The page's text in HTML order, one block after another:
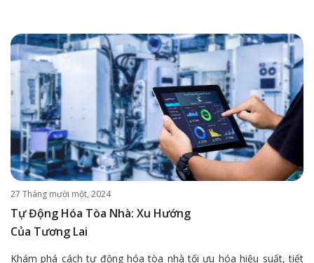
27 Tháng mười một, 2024
Tự Động Hóa Tòa Nhà: Xu Hướng
Của Tương Lai
Khám phá cách tự động hóa tòa nhà tối ưu hóa hiệu suất, tiết